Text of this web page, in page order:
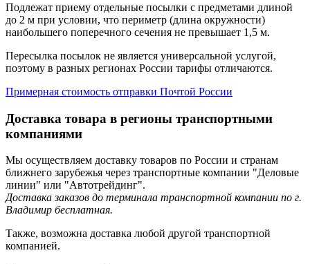
Подлежат приему отдельные посылки с предметами длиной
до 2 м при условии, что периметр (длина окружности)
наибольшего поперечного сечения не превышает 1,5 м.
Пересылка посылок не является универсальной услугой,
поэтому в разных регионах России тарифы отличаются.
Примерная стоимость отправки Почтой России
Доставка товара в регионы транспортными
компаниями
Мы осуществляем доставку товаров по России и странам
ближнего зарубежья через транспортные компании "Деловые
линии" или "Автотрейдинг".
Доставка заказов до терминала транспортной компании по г.
Владимир бесплатная.
Также, возможна доставка любой другой транспортной
компанией.